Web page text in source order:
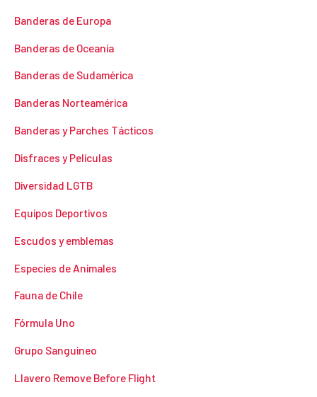
Banderas de Europa
Banderas de Oceanía
Banderas de Sudamérica
Banderas Norteamérica
Banderas y Parches Tácticos
Disfraces y Películas
Diversidad LGTB
Equipos Deportivos
Escudos y emblemas
Especies de Animales
Fauna de Chile
Fórmula Uno
Grupo Sanguineo
Llavero Remove Before Flight